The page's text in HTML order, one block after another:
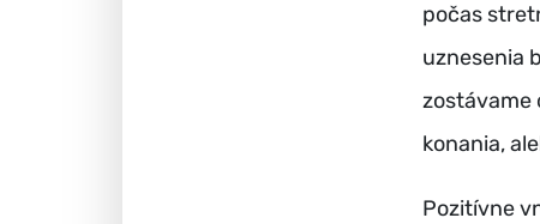
počas
uznesenia
zostávame
konania,
Pozitívne